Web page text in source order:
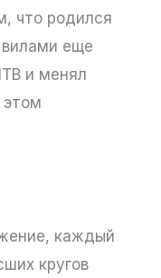
что родился
вилами еще
и менял
этом
каждый
кругов